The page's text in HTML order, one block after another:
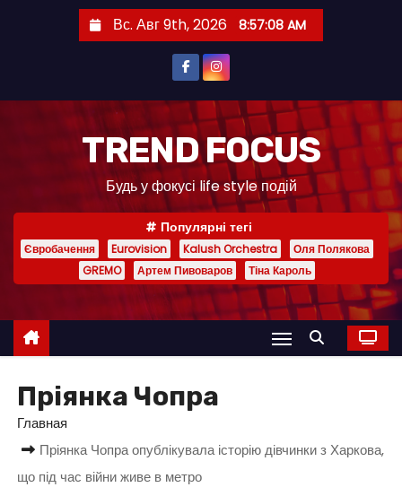
и
Вс. Авг 9th, 2026 8:57:08 AM
TREND FOCUS
Будь у фокусі life style подій
Популярні тегі
Євробачення Eurovision Kalush Orchestra
Оля Полякова
GREMO
Артем Пивоваров Тіна Кароль
Пріянка Чопра
Главная
Пріянка Чопра опублікувала історію дівчинки з Харкова,
що під час війни живе в метро